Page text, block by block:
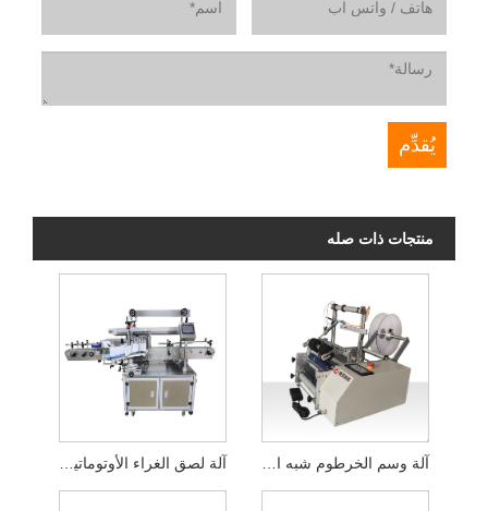
منتجات ذات صله
آلة لصق الغراء الأوتوماتيكية آلة وسم الخرطوم شبه الأوتوماتيكية